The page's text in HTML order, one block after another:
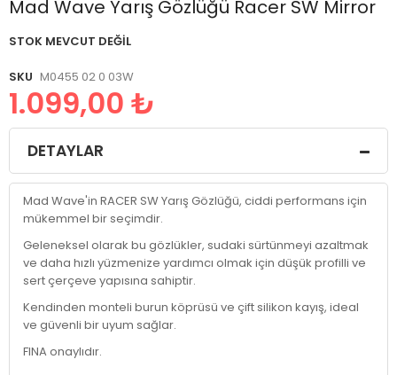
Mad Wave Yarış Gözlüğü Racer SW Mirror
STOK MEVCUT DEĞIL
SKU M0455 02 0 03W
1.099,00 ₺
başlangıcına
DETAYLAR
Mad Wave'in RACER SW Yarış Gözlüğü, ciddi performans için
mükemmel bir seçimdir.
Geleneksel olarak bu gözlükler, sudaki sürtünmeyi azaltmak
ve daha hızlı yüzmenize yardımcı olmak için düşük profilli ve
sert çerçeve yapısına sahiptir.
Kendinden monteli burun köprüsü ve çift silikon kayış, ideal
ve güvenli bir uyum sağlar.
FINA onaylıdır.